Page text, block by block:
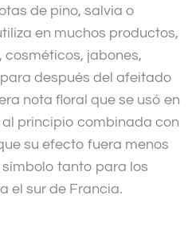
de pino, salvia o
en muchos productos,
jabones,
después del afeitado
nota floral que se usó en
principio combinada con
su efecto fuera menos
tanto para los
el sur de Francia.